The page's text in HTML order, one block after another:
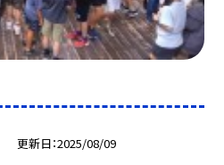
更新日 2025/08/09